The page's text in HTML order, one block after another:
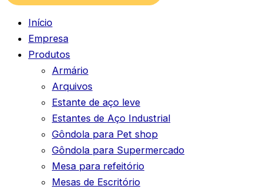
Início
Empresa
Produtos
Armário
Arquivos
Estante de aço leve
Estantes de Aço Industrial
Gôndola para Pet shop
Gôndola para Supermercado
Mesa para refeitório
Mesas de Escritório